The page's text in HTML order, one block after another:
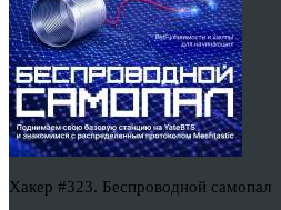
Хакер #323. Беспроводной самопал